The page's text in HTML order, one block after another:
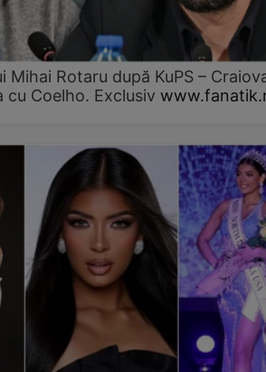
Mihai Rotaru după KuPS –
cu Coelho. Exclusiv